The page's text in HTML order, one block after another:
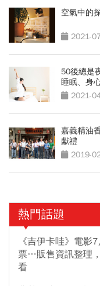
空氣中的
2021-
50後總是
睡眠、身
2021-
嘉義精油
獻禮
2019-
熱門話題
《吉伊卡哇》電
票…販售資訊整理
看